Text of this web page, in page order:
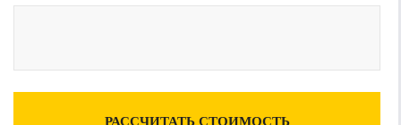
РАССЧИТАТЬ СТОИМОСТЬ